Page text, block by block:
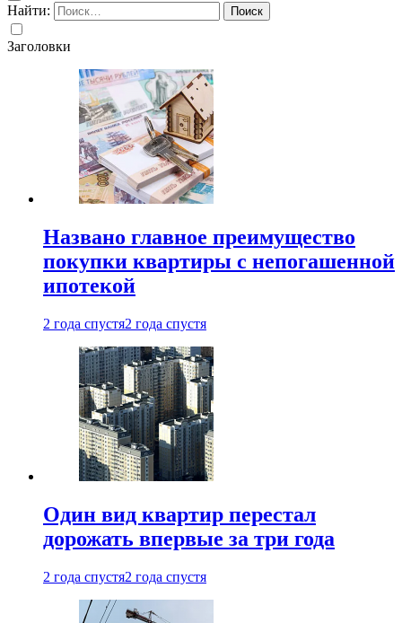
Найти:
Заголовки
Названо главное преимущество
покупки квартиры с непогашенной
ипотекой
2 года спустя2 года спустя
Один вид квартир перестал
дорожать впервые за три года
2 года спустя2 года спустя